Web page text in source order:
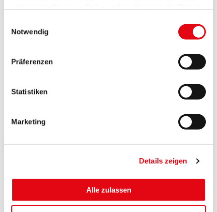
Notwendig
Präferenzen
Statistiken
Marketing
Details zeigen
Alle zulassen
Das könnte Sie auch interessieren